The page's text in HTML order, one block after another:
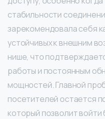
стабильности
зарекомендовала себя
устойчивых к внешним
нише, что
работы и постоянным
мощностей. Главной
посетителей остается
который позволит войти